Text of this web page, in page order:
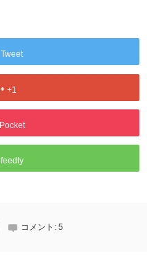
Tweet
+1
Pocket
feedly
コメント: 5